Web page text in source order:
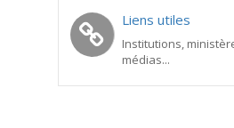
Liens utiles
Institutions,
médias...